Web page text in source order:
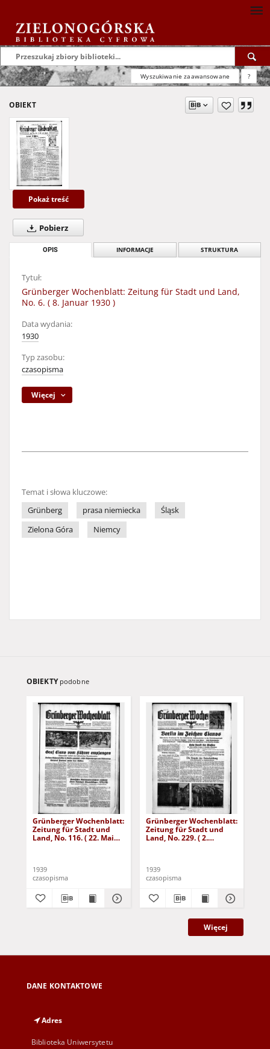
Wyszukiwanie zaawansowane ?
OBIEKT
Pokaż treść
Pobierz
OPIS INFORMACJE STRUKTURA
Tytuł:
Grünberger Wochenblatt: Zeitung für Stadt und Land,
No. 6. ( 8. Januar 1930 )
Data wydania:
1930
Typ zasobu:
czasopisma
Więcej
Temat i słowa kluczowe:
Grünberg
prasa niemiecka
Śląsk
Zielona Góra
Niemcy
OBIEKTY podobne
Grünberger Wochenblatt:
Zeitung für Stadt und
Land, No. 116. ( 22. Mai
1939
czasopisma
Grünberger Wochenblatt:
Zeitung für Stadt und
Land, No. 229. ( 2.
1939
czasopisma
Więcej
DANE KONTAKTOWE
Adres
Biblioteka Uniwersytetu